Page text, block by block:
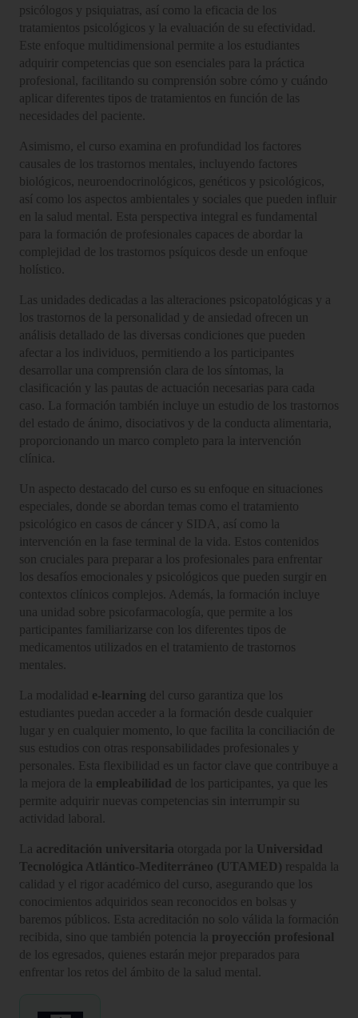
psicólogos y psiquiatras, así como la eficacia de los
tratamientos psicológicos y la evaluación de su efectividad.
Este enfoque multidimensional permite a los estudiantes
adquirir competencias que son esenciales para la práctica
profesional, facilitando su comprensión sobre cómo y cuándo
aplicar diferentes tipos de tratamientos en función de las
necesidades del paciente.
Asimismo, el curso examina en profundidad los factores
causales de los trastornos mentales, incluyendo factores
biológicos, neuroendocrinológicos, genéticos y psicológicos,
así como los aspectos ambientales y sociales que pueden influir
en la salud mental. Esta perspectiva integral es fundamental
para la formación de profesionales capaces de abordar la
complejidad de los trastornos psíquicos desde un enfoque
holístico.
Las unidades dedicadas a las alteraciones psicopatológicas y a
los trastornos de la personalidad y de ansiedad ofrecen un
análisis detallado de las diversas condiciones que pueden
afectar a los individuos, permitiendo a los participantes
desarrollar una comprensión clara de los síntomas, la
clasificación y las pautas de actuación necesarias para cada
caso. La formación también incluye un estudio de los trastornos
del estado de ánimo, disociativos y de la conducta alimentaria,
proporcionando un marco completo para la intervención
clínica.
Un aspecto destacado del curso es su enfoque en situaciones
especiales, donde se abordan temas como el tratamiento
psicológico en casos de cáncer y SIDA, así como la
intervención en la fase terminal de la vida. Estos contenidos
son cruciales para preparar a los profesionales para enfrentar
los desafíos emocionales y psicológicos que pueden surgir en
contextos clínicos complejos. Además, la formación incluye
una unidad sobre psicofarmacología, que permite a los
participantes familiarizarse con los diferentes tipos de
medicamentos utilizados en el tratamiento de trastornos
mentales.
La modalidad e-learning del curso garantiza que los
estudiantes puedan acceder a la formación desde cualquier
lugar y en cualquier momento, lo que facilita la conciliación de
sus estudios con otras responsabilidades profesionales y
personales. Esta flexibilidad es un factor clave que contribuye a
la mejora de la empleabilidad de los participantes, ya que les
permite adquirir nuevas competencias sin interrumpir su
actividad laboral.
La acreditación universitaria otorgada por la Universidad
Tecnológica Atlántico-Mediterráneo (UTAMED) respalda la
calidad y el rigor académico del curso, asegurando que los
conocimientos adquiridos sean reconocidos en bolsas y
baremos públicos. Esta acreditación no solo válida la formación
recibida, sino que también potencia la proyección profesional
de los egresados, quienes estarán mejor preparados para
enfrentar los retos del ámbito de la salud mental.